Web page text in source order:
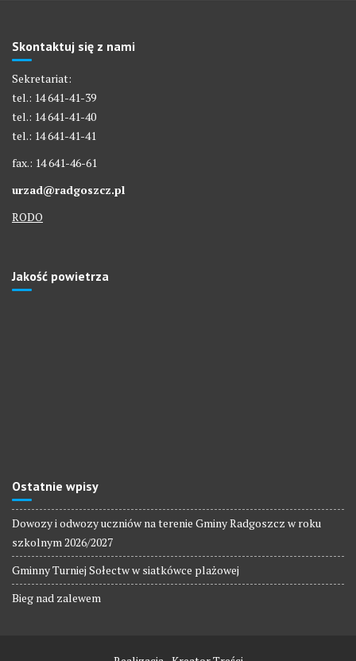
Skontaktuj się z nami
Sekretariat:
tel.: 14 641-41-39
tel.: 14 641-41-40
tel.: 14 641-41-41
fax.: 14 641-46-61
urzad@radgoszcz.pl
RODO
Jakość powietrza
Ostatnie wpisy
Dowozy i odwozy uczniów na terenie Gminy Radgoszcz w roku
szkolnym 2026/2027
Gminny Turniej Sołectw w siatkówce plażowej
Bieg nad zalewem